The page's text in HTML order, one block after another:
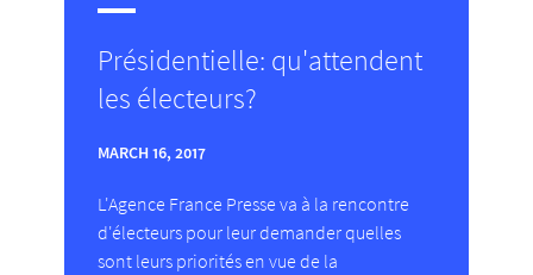
Présidentielle: qu'attendent
les électeurs?
MARCH 16, 2017
L'Agence France Presse va à la rencontre
d'électeurs pour leur demander quelles
sont leurs priorités en vue de la